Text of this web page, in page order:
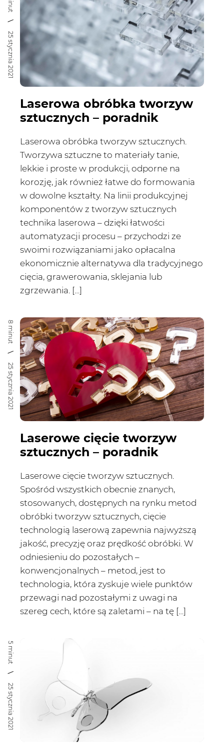
Rejestracja
Partner produkcyjny
Zaloguj się
25 stycznia 2021
Laserowa obróbka tworzyw
sztucznych – poradnik
Laserowa obróbka tworzyw sztucznych.
Tworzywa sztuczne to materiały tanie,
lekkie i proste w produkcji, odporne na
korozję, jak również łatwe do formowania
w dowolne kształty. Na linii produkcyjnej
komponentów z tworzyw sztucznych
technika laserowa – dzięki łatwości
automatyzacji procesu – przychodzi ze
swoimi rozwiązaniami jako opłacalna
ekonomicznie alternatywa dla tradycyjnego
cięcia, grawerowania, sklejania lub
zgrzewania. […]
8 minut
25 stycznia 2021
Laserowe cięcie tworzyw
sztucznych – poradnik
Laserowe cięcie tworzyw sztucznych.
Spośród wszystkich obecnie znanych,
stosowanych, dostępnych na rynku metod
obróbki tworzyw sztucznych, cięcie
technologią laserową zapewnia najwyższą
jakość, precyzję oraz prędkość obróbki. W
odniesieniu do pozostałych –
konwencjonalnych – metod, jest to
technologia, która zyskuje wiele punktów
przewagi nad pozostałymi z uwagi na
szereg cech, które są zaletami – na tę […]
5 minut
25 stycznia 2021